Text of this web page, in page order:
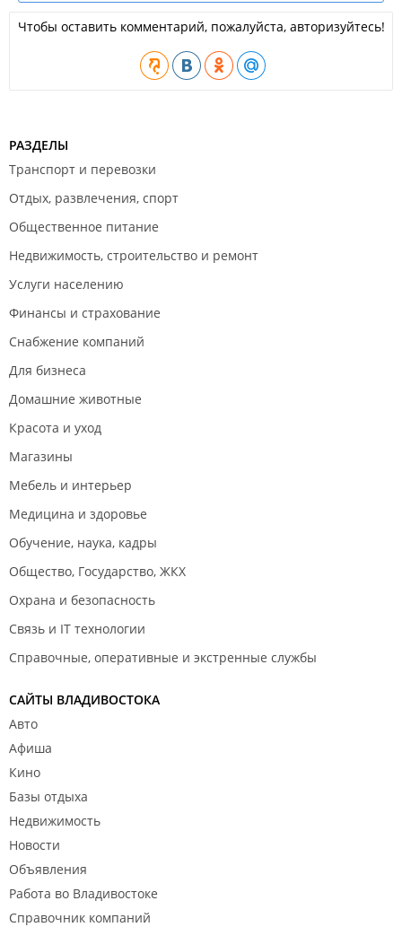
Чтобы оставить комментарий, пожалуйста, авторизуйтесь!
РАЗДЕЛЫ
Транспорт и перевозки
Отдых, развлечения, спорт
Общественное питание
Недвижимость, строительство и ремонт
Услуги населению
Финансы и страхование
Снабжение компаний
Для бизнеса
Домашние животные
Красота и уход
Магазины
Мебель и интерьер
Медицина и здоровье
Обучение, наука, кадры
Общество, Государство, ЖКХ
Охрана и безопасность
Связь и IT технологии
Справочные, оперативные и экстренные службы
САЙТЫ ВЛАДИВОСТОКА
Авто
Афиша
Кино
Базы отдыха
Недвижимость
Новости
Объявления
Работа во Владивостоке
Справочник компаний